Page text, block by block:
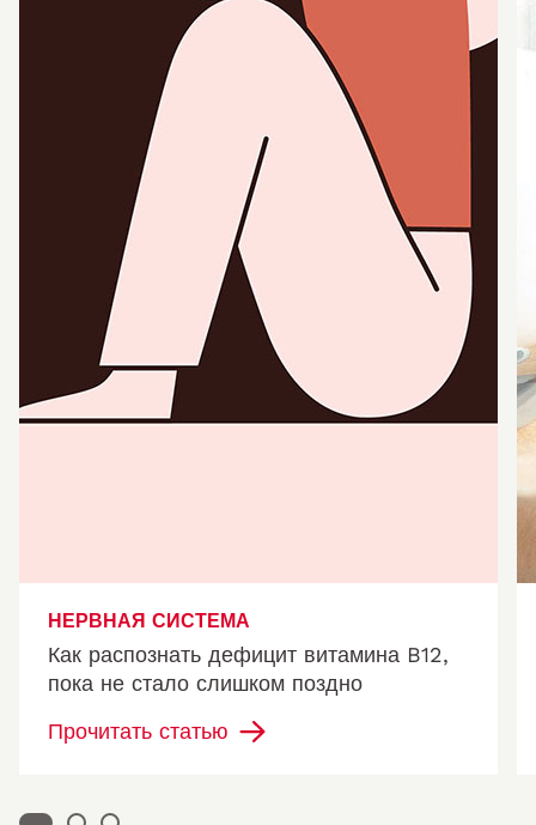
НЕРВНАЯ СИСТЕМА
Как распознать дефицит витамина B12,
пока не стало слишком поздно
Прочитать статью